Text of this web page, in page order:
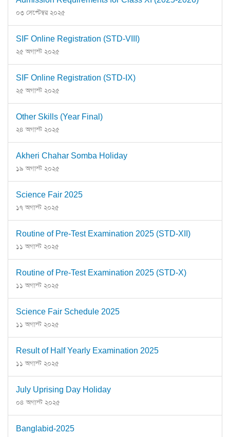
০৩ সেপ্টেম্বর ২০২৫
SIF Online Registration (STD-VIII)
২৫ অগাস্ট ২০২৫
SIF Online Registration (STD-IX)
২৫ অগাস্ট ২০২৫
Other Skills (Year Final)
২৪ অগাস্ট ২০২৫
Akheri Chahar Somba Holiday
১৯ অগাস্ট ২০২৫
Science Fair 2025
১৭ অগাস্ট ২০২৫
Routine of Pre-Test Examination 2025 (STD-XII)
১১ অগাস্ট ২০২৫
Routine of Pre-Test Examination 2025 (STD-X)
১১ অগাস্ট ২০২৫
Science Fair Schedule 2025
১১ অগাস্ট ২০২৫
Result of Half Yearly Examination 2025
১১ অগাস্ট ২০২৫
July Uprising Day Holiday
০৪ অগাস্ট ২০২৫
Banglabid-2025